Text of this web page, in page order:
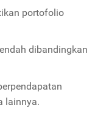
portofolio
dibandingkan
lainnya.